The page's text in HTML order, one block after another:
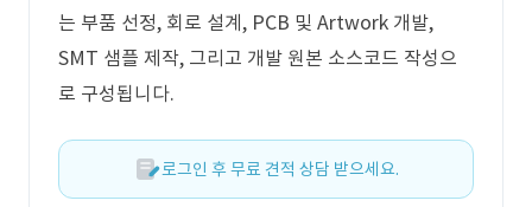
는 부품 선정, 회로 설계, PCB 및 Artwork 개발,
SMT 샘플 제작, 그리고 개발 원본 소스코드 작성으
로 구성됩니다.
로그인 후 무료 견적 상담 받으세요.